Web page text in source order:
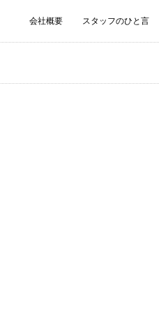
会社概要 スタッフのひと言